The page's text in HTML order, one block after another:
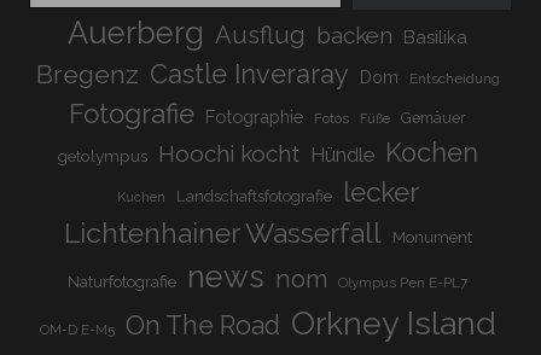
Auerberg Ausflug backen Basilika
Bregenz Castle Inveraray Dom Entscheidung
Fotografie Fotographie Fotos Füße Gemäuer
getolympus Hoochi kocht Hündle Kochen
Kuchen Landschaftsfotografie lecker
Lichtenhainer Wasserfall Monument
Naturfotografie news nom Olympus Pen E-PL7
OM-D E-M5 On The Road Orkney Island